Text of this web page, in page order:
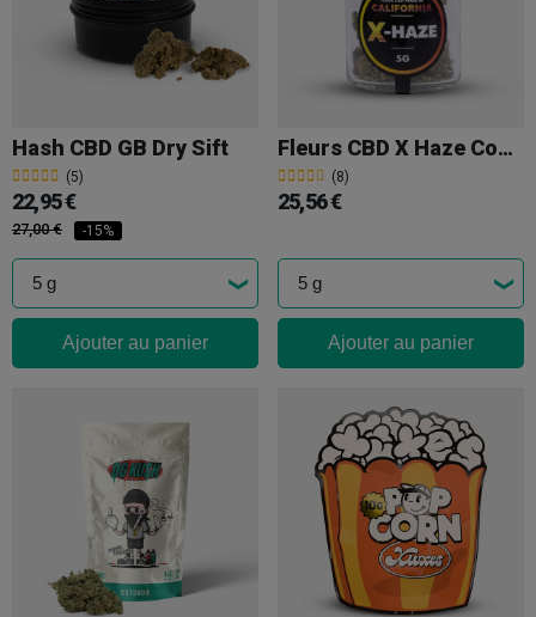
Hash CBD GB Dry Sift
(5)
22,95 €
27,00 € -15%
Ajouter au panier
Fleurs CBD X Haze Cocori Kush
(8)
25,56 €
Ajouter au panier